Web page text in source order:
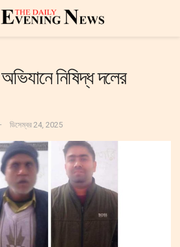
নিষিদ্ধ দলের
ডিসেম্বর 24, 2025